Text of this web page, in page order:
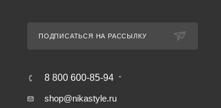
ПОДПИСАТЬСЯ НА РАССЫЛКУ
8 800 600-85-94
shop@nikastyle.ru